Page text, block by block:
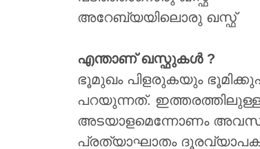
അറേബ്യയിലൊരു ഖസ്ഫ്
എന്താണ് ഖസ്ഫുകൾ ?
ഭൂമുഖം പിളരുകയും
പറയുന്നത്. ഇത്തരത്തിലുള്ള
അടയാളമെന്നോണം
പ്രത്യാഘാതം